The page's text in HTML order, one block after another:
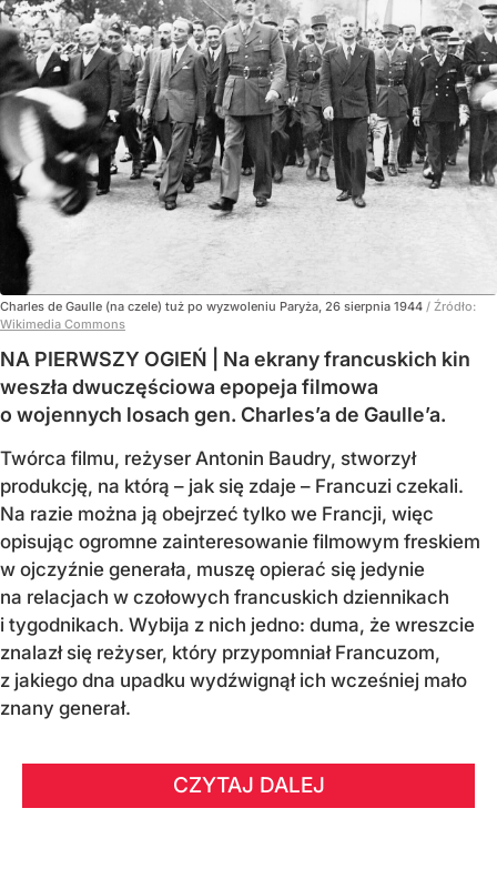
Charles de Gaulle (na czele) tuż po wyzwoleniu Paryża, 26 sierpnia 1944 / Źródło:
Wikimedia Commons
NA PIERWSZY OGIEŃ | Na ekrany francuskich kin
weszła dwuczęściowa epopeja filmowa
o wojennych losach gen. Charles’a de Gaulle’a.
Twórca filmu, reżyser Antonin Baudry, stworzył
produkcję, na którą – jak się zdaje – Francuzi czekali.
Na razie można ją obejrzeć tylko we Francji, więc
opisując ogromne zainteresowanie filmowym freskiem
w ojczyźnie generała, muszę opierać się jedynie
na relacjach w czołowych francuskich dziennikach
i tygodnikach. Wybija z nich jedno: duma, że wreszcie
znalazł się reżyser, który przypomniał Francuzom,
z jakiego dna upadku wydźwignął ich wcześniej mało
znany generał.
CZYTAJ DALEJ